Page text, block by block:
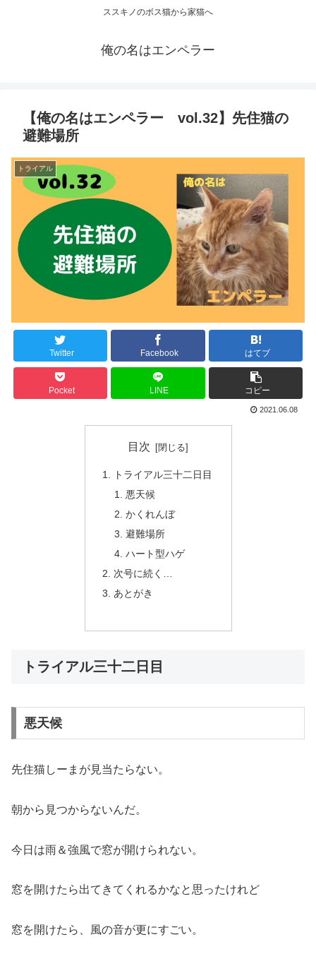
ススキノのボス猫から家猫へ
俺の名はエンペラー
【俺の名はエンペラー vol.32】先住猫の
避難場所
トライアル
Twitter Facebook はてブ
Pocket LINE コピー
2021.06.08
目次
トライアル三十二日目
悪天候
かくれんぼ
避難場所
ハート型ハゲ
次号に続く…
あとがき
トライアル三十二日目
悪天候
先住猫しーまが見当たらない。
朝から見つからないんだ。
今日は雨＆強風で窓が開けられない。
窓を開けたら出てきてくれるかなと思ったけれど
窓を開けたら、風の音が更にすごい。